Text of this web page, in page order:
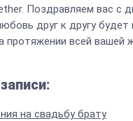
Поздравляем вас с
друг к другу
протяжении всей вашей
на свадьбу брату